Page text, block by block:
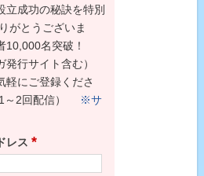
立成功の秘訣を特別
がとうございま
10,000名突破！
発行サイト含む）
軽にご登録くださ
～2回配信）
※サ
レス *